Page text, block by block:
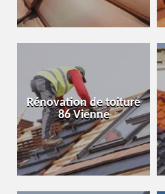
Rénovation de toiture
86 Vienne